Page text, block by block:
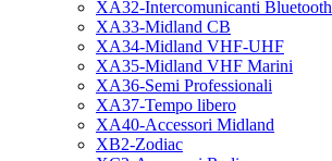
XA32-Intercomunicanti Bluetooth
XA33-Midland CB
XA34-Midland VHF-UHF
XA35-Midland VHF Marini
XA36-Semi Professionali
XA37-Tempo libero
XA40-Accessori Midland
XB2-Zodiac